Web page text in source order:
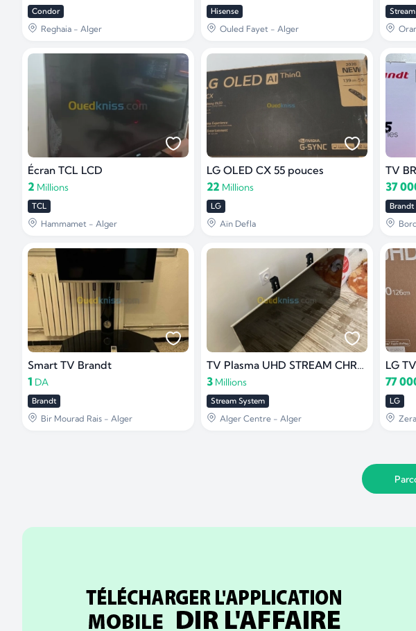
Condor
Reghaia - Alger
Hisense
Ouled Fayet - Alger
Écran TCL LCD
2 Millions
TCL
Hammamet - Alger
LG OLED CX 55 pouces
22 Millions
LG
Aïn Defla
37
Brandt
Smart TV Brandt
1 DA
Brandt
Bir Mourad Rais - Alger
TV Plasma UHD STREAM CHROME
3 Millions
Stream System
Alger Centre - Alger
77
LG